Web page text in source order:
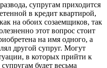
супругам приходится
в кредит квартирой,
на обоих созаемщиков, так
этот вопрос стоит
на имя одного, а
другой супруг. Могут
в которых прийти к
будет весьма